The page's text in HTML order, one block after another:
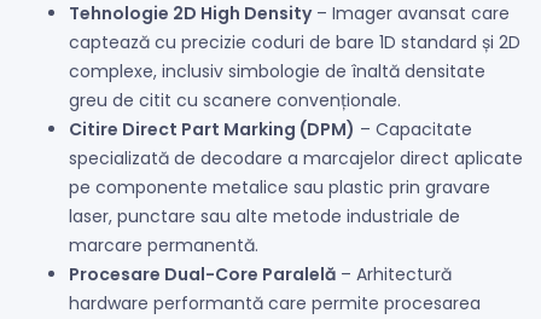
Tehnologie 2D High Density– Imager avansat care
captează cu precizie coduri de bare 1D standard și 2D
complexe, inclusiv simbologie de înaltă densitate
greu de citit cu scanere convenționale.
Citire Direct Part Marking (DPM) – Capacitate
specializată de decodare a marcajelor direct aplicate
pe componente metalice sau plastic prin gravare
laser, punctare sau alte metode industriale de
marcare permanentă.
Procesare Dual-Core Paralelă – Arhitectură
hardware performantă care permite procesarea